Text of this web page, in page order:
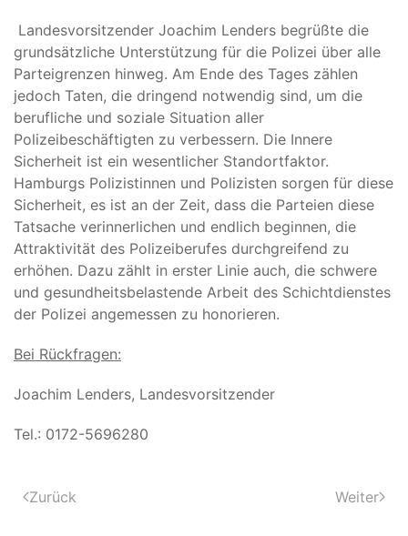
Landesvorsitzender Joachim Lenders begrüßte die
grundsätzliche Unterstützung für die Polizei über alle
Parteigrenzen hinweg. Am Ende des Tages zählen
jedoch Taten, die dringend notwendig sind, um die
berufliche und soziale Situation aller
Polizeibeschäftigten zu verbessern. Die Innere
Sicherheit ist ein wesentlicher Standortfaktor.
Hamburgs Polizistinnen und Polizisten sorgen für diese
Sicherheit, es ist an der Zeit, dass die Parteien diese
Tatsache verinnerlichen und endlich beginnen, die
Attraktivität des Polizeiberufes durchgreifend zu
erhöhen. Dazu zählt in erster Linie auch, die schwere
und gesundheitsbelastende Arbeit des Schichtdienstes
der Polizei angemessen zu honorieren.
Bei Rückfragen:
Joachim Lenders, Landesvorsitzender
Tel.: 0172-5696280
Zurück Weiter